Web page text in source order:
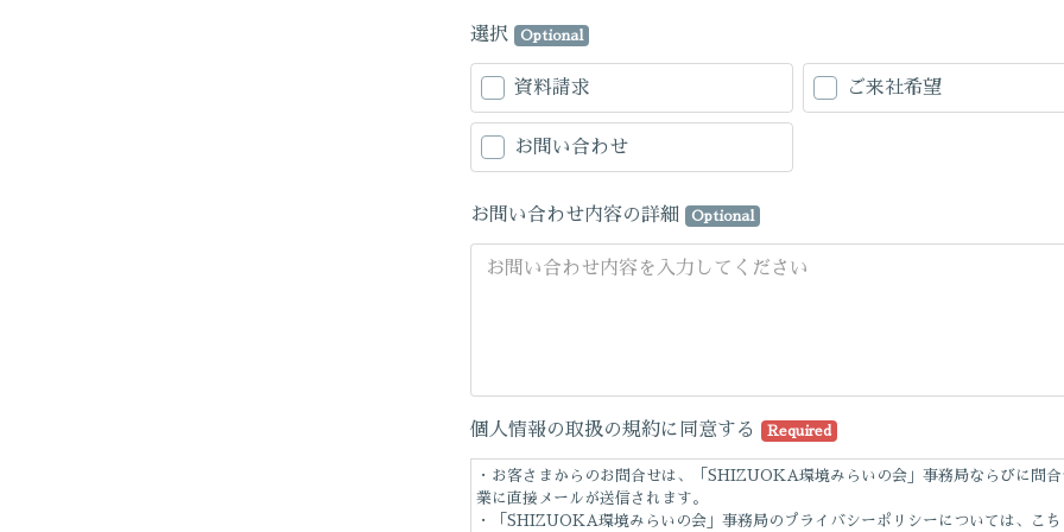
選択 Optional
資料請求 ご来社希望
お問い合わせ
お問い合わせ内容の詳細 Optional
個人情報の取扱の規約に同意する Required
・お客さまからのお問合せは、「SHIZUOKA環境みらいの会」事務局ならびに問
業に直接メールが送信されます。
・「SHIZUOKA環境みらいの会」事務局のプライバシーポリシーについては、こち